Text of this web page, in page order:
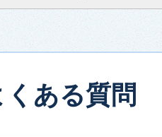
くある質問